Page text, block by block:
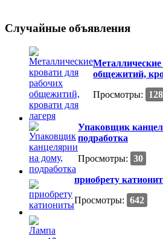
Случайные объявления
общежитий,
Просмотры:
Упаковщик
подработка
Просмотры: 30
приобрету
Просмотры: 642